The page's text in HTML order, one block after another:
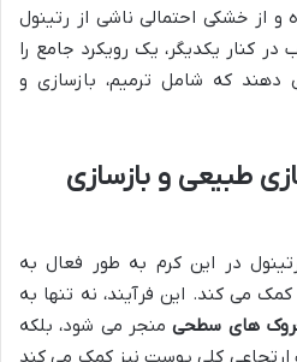
و از خشکی احتمالی ناشی از رتینول
کنار یکدیگر، یک رویکرد جامع را
دهند که شامل ترمیم، بازسازی و
طبیعی و بازسازی
در این کرم به طور فعال به
می کند. این فرآیند، نه تنها به
های سطحیمنجر می شود، بلکه